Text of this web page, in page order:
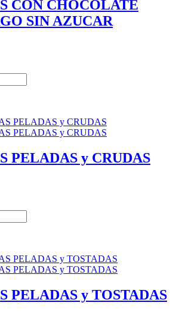
CON CHOCOLATE
SIN AZUCAR
PELADAS y CRUDAS
PELADAS y TOSTADAS